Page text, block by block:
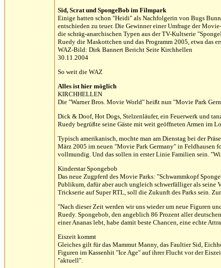
Sid, Scrat und SpongeBob im Filmpark
Einige hatten schon "Heidi" als Nachfolgerin von Bugs
entschieden zu teuer. Die Gewinner einer Umfrage der
die schräg-anarchischen Typen aus der TV-Kultserie
Ruedy die Maskottchen und das Programm 2005, etwa das
WAZ-Bild: Dirk Bannert Bericht Seite Kirchhellen
30.11.2004
So weit die WAZ
Alles ist hier möglich
KIRCHHELLEN
Die "Warner Bros. Movie World" heißt nun "Movie Park
Dick & Doof, Hot Dogs, Stelzenläufer, ein Feuerwerk und
Ruedy begrüßte seine Gäste mit weit geöffneten Armen im
Typisch amerikanisch, mochte man am Dienstag bei der
März 2005 im neuen "Movie Park Germany" in Feldhausen
vollmundig. Und das sollen in erster Linie Familien sein.
Kinderstar Spongebob
Das neue Zugpferd des Movie Parks: "Schwammkopf
Publikum, dafür aber auch ungleich schwerfälliger als seine
Trickserie auf Super RTL, soll die Zukunft des Parks sein.
"Nach dieser Zeit werden wir uns wieder um neue Figuren
Ruedy. Spongebob, den angeblich 86 Prozent aller
einer Ananas lebt, habe damit beste Chancen, eine echte
Eiszeit kommt
Gleiches gilt für das Mammut Manny, das Faultier Sid,
Figuren im Kassenhit "Ice Age" auf ihrer Flucht vor der
"aktuell".